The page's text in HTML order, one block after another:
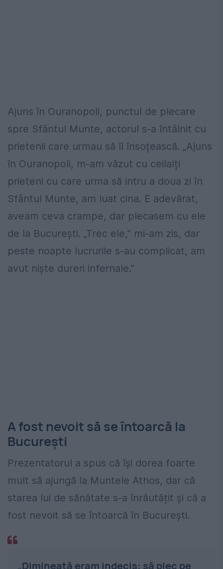
Ajuns în Ouranopoli, punctul de plecare
spre Sfântul Munte, actorul s-a întâlnit cu
prietenii care urmau să îl însoțească. „Ajuns
în Ouranopoli, m-am văzut cu ceilalți
prieteni cu care urma să intru a doua zi în
Sfântul Munte, am luat cina. E adevărat,
aveam ceva crampe, dar plecasem cu ele
de la București. „Trec ele,” mi-am zis, dar
peste noapte lucrurile s-au complicat, am
avut niște dureri infernale.”
A fost nevoit să se întoarcă la
București
Prezentatorul a spus că își dorea foarte
mult să ajungă la Muntele Athos, dar că
starea lui de sănătate s-a înrăutățit și că a
fost nevoit să se întoarcă în București.
„Dimineață eram indecis: să plec pe